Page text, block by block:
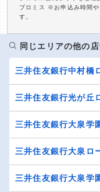
プロミス ※お申込み時間や
す。
同じエリアの他の
三井住友銀行中村橋
三井住友銀行光が丘
三井住友銀行大泉学
三井住友銀行大泉ロ
三井住友銀行大泉学